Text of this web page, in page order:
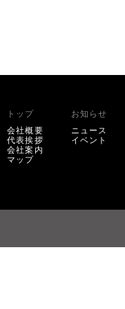
トップ
会社概要
代表挨拶
会社案内
マップ
お知らせ
ニュース
イベント